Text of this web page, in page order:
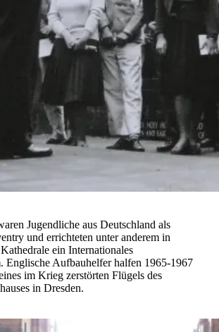
Jugendliche aus Deutschland als
und errichteten unter anderem in
ein Internationales
Englische Aufbauhelfer halfen 1965-1967
im Krieg zerstörten Flügels des
in Dresden.